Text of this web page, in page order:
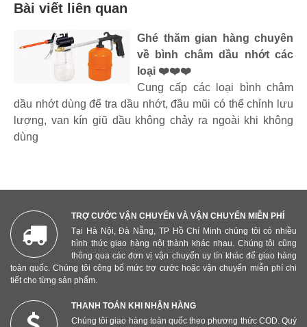
Bài viết liên quan
Ghé thăm gian hàng chuyên
về bình châm dầu nhớt các
loại ❤️❤️❤️
Cung cấp các loại bình châm
dầu nhớt dùng để tra dầu nhớt, đầu mũi có thể chỉnh lưu
lượng, van kín giũ dầu không chảy ra ngoài khi không
dùng
TRỢ CƯỚC VẬN CHUYỂN VÀ VẬN CHUYỂN MIỄN PHÍ
Tại Hà Nội, Đà Nẵng, TP Hồ Chí Minh chúng tôi có nhiều
hình thức giao hàng nội thành khác nhau. Chúng tôi cũng
thông qua các đơn vị vận chuyển uy tín khác để giao hàng
toàn quốc. Chúng tôi công bố mức trợ cước hoặc vận chuyển miễn phí chi
tiết cho từng sản phẩm.
THANH TOÁN KHI NHẬN HÀNG
Chúng tôi giao hàng toàn quốc theo phương thức COD. Quý